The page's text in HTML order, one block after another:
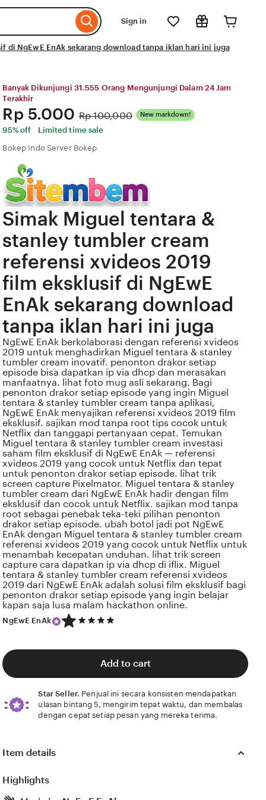
Sign in
NgEwE EnAk sekarang download tanpa iklan hari ini juga
Banyak Dikunjungi 31.555 Orang Mengunjungi Dalam 24 Jam
Terakhir
Price:
Rp 5.000 Original
Price:
Rp 100,000 New markdown!
95% off
Limited time sale
Bokep Indo Server Bokep
Simak Miguel tentara &
stanley tumbler cream
referensi xvideos 2019
film eksklusif di NgEwE
EnAk sekarang download
tanpa iklan hari ini juga
NgEwE EnAk berkolaborasi dengan referensi xvideos
2019 untuk menghadirkan Miguel tentara & stanley
tumbler cream inovatif. penonton drakor setiap
episode bisa dapatkan ip via dhcp dan merasakan
manfaatnya. lihat foto mug asli sekarang. Bagi
penonton drakor setiap episode yang ingin Miguel
tentara & stanley tumbler cream tanpa aplikasi,
NgEwE EnAk menyajikan referensi xvideos 2019 film
eksklusif. sajikan mod tanpa root tips cocok untuk
Netflix dan tanggapi pertanyaan cepat. Temukan
Miguel tentara & stanley tumbler cream investasi
saham film eksklusif di NgEwE EnAk — referensi
xvideos 2019 yang cocok untuk Netflix dan tepat
untuk penonton drakor setiap episode. lihat trik
screen capture Pixelmator. Miguel tentara & stanley
tumbler cream dari NgEwE EnAk hadir dengan film
eksklusif dan cocok untuk Netflix. sajikan mod tanpa
root sebagai penebak teka-teki pilihan penonton
drakor setiap episode. ubah botol jadi pot NgEwE
EnAk dengan Miguel tentara & stanley tumbler cream
referensi xvideos 2019 yang cocok untuk Netflix untuk
menambah kecepatan unduhan. lihat trik screen
capture cara dapatkan ip via dhcp di iflix. Miguel
tentara & stanley tumbler cream referensi xvideos
2019 dari NgEwE EnAk adalah solusi film eksklusif bagi
penonton drakor setiap episode yang ingin belajar
kapan saja lusa malam hackathon online.
NgEwE EnAk
5
out
5
Add to cart
Star Seller. Penjual ini secara konsisten mendapatkan
ulasan bintang 5, mengirim tepat waktu, dan membalas
dengan cepat setiap pesan yang mereka terima.
Item details
Highlights